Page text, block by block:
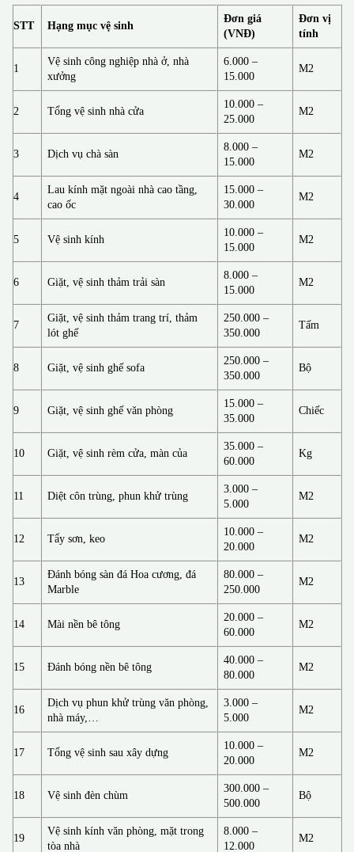
STT Hạng mục vệ sinh
Đơn giá
(VNĐ)
Đơn vị
tính
1
Vệ sinh công nghiệp nhà ở, nhà
xưởng
6.000 –
15.000
M2
2 Tổng vệ sinh nhà cửa
10.000 –
25.000
M2
3 Dịch vụ chà sàn
8.000 –
15.000
M2
4
Lau kính mặt ngoài nhà cao tầng,
cao ốc
15.000 –
30.000
M2
5 Vệ sinh kính
10.000 –
15.000
M2
6 Giặt, vệ sinh thảm trải sàn
8.000 –
15.000
M2
7
Giặt, vệ sinh thảm trang trí, thảm
lót ghế
250.000 –
350.000
Tấm
8 Giặt, vệ sinh ghế sofa
250.000 –
350.000
Bộ
9 Giặt, vệ sinh ghế văn phòng
15.000 –
35.000
Chiếc
10 Giặt, vệ sinh rèm cửa, màn của
35.000 –
60.000
Kg
11 Diệt côn trùng, phun khử trùng
3.000 –
5.000
M2
12 Tẩy sơn, keo
10.000 –
20.000
M2
13
Đánh bóng sàn đá Hoa cương, đá
Marble
80.000 –
250.000
M2
14 Mài nền bê tông
20.000 –
60.000
M2
15 Đánh bóng nền bê tông
40.000 –
80.000
M2
16
Dịch vụ phun khử trùng văn phòng,
nhà máy,…
3.000 –
5.000
M2
17 Tổng vệ sinh sau xây dựng
10.000 –
20.000
M2
18 Vệ sinh đèn chùm
300.000 –
500.000
Bộ
19
Vệ sinh kính văn phòng, mặt trong
tòa nhà
8.000 –
12.000
M2